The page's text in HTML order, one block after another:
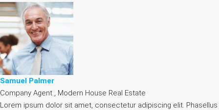
Samuel Palmer
Company Agent , Modern House Real Estate
Lorem ipsum dolor sit amet, consectetur adipiscing elit. Phasellus